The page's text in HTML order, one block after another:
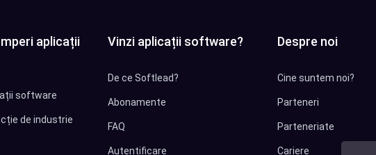
aplicații
software
de industrie
Vinzi aplicații software?
De ce Softlead?
Abonamente
FAQ
Autentificare
Despre noi
Cine suntem noi?
Parteneri
Parteneriate
Cariere